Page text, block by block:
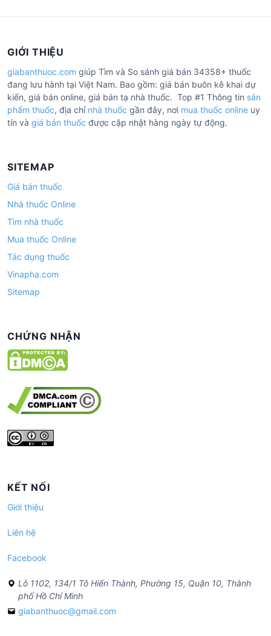
GIỚI THIỆU
giabanthuoc.com giúp Tìm và So sánh giá bán 34358+ thuốc
đang lưu hành tại Việt Nam. Bao gồm: giá bán buôn kê khai dự
kiến, giá bán online, giá bán tạ nhà thuốc. Top #1 Thông tin sản
phẩm thuốc, địa chỉ nhà thuốc gần đây, nơi mua thuốc online uy
tín và giá bán thuốc được cập nhật hàng ngày tự động.
SITEMAP
Giá bán thuốc
Nhà thuốc Online
Tìm nhà thuốc
Mua thuốc Online
Tác dụng thuốc
Vinapha.com
Sitemap
CHỨNG NHẬN
KẾT NỐI
Giới thiệu
Liên hệ
Facebook
Lô 1102, 134/1 Tô Hiến Thành, Phường 15, Quận 10, Thành
phố Hồ Chí Minh
giabanthuoc@gmail.com